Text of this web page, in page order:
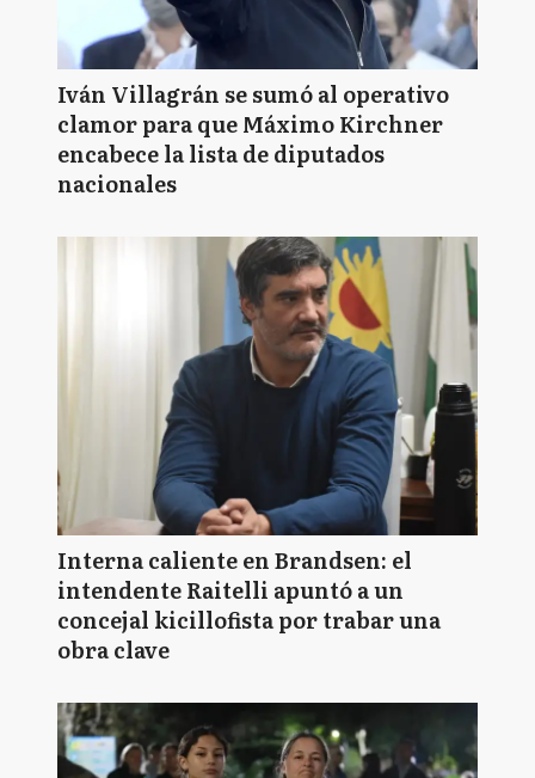
Iván Villagrán se sumó al operativo
clamor para que Máximo Kirchner
encabece la lista de diputados
nacionales
Interna caliente en Brandsen: el
intendente Raitelli apuntó a un
concejal kicillofista por trabar una
obra clave